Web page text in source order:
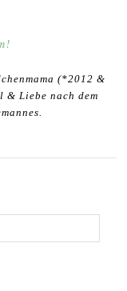
(*2012 &
& Liebe nach dem